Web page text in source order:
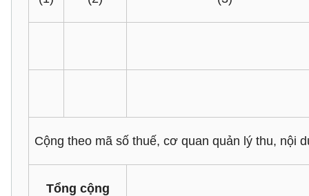
Cộng theo mã số thuế, cơ quan quản lý thu, nội
Tổng cộng